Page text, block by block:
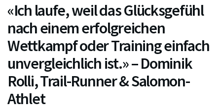
«Ich laufe, weil das Glücksgefühl
nach einem erfolgreichen
Wettkampf oder Training einfach
unvergleichlich ist.» – Dominik
Rolli, Trail-Runner & Salomon-
Athlet